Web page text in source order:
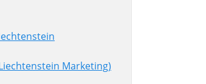
Marketing)